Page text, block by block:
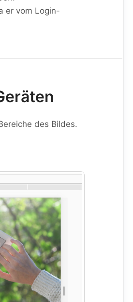
er vom Login-
des Bildes.